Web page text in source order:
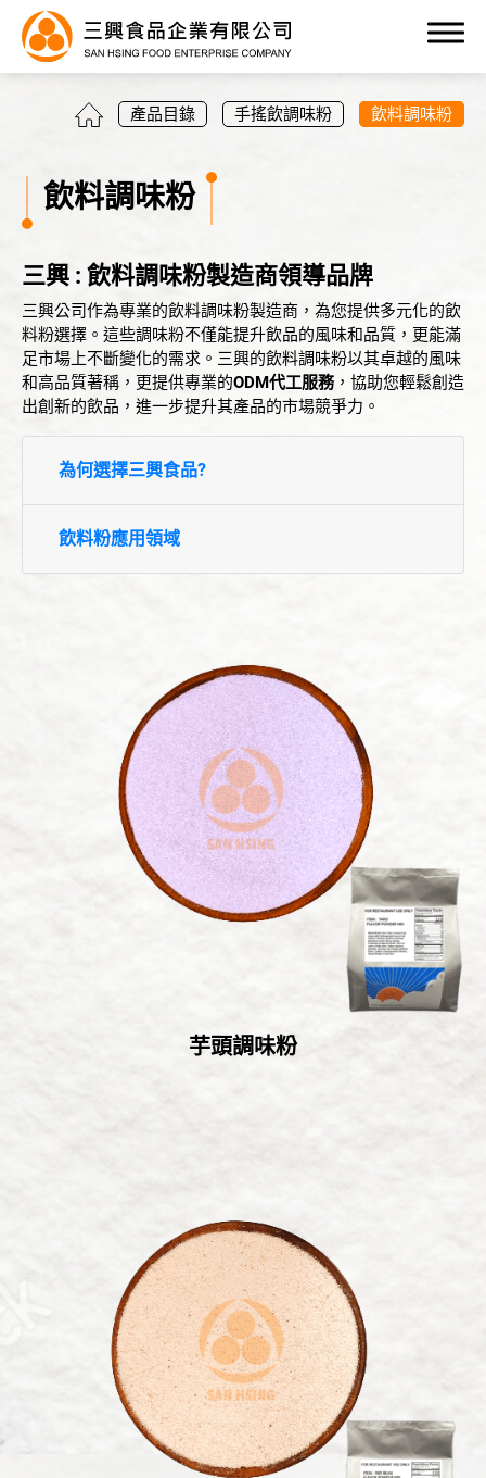
產品目錄 手搖飲調味粉 飲料調味粉
飲料調味粉
三興 : 飲料調味粉製造商領導品牌
三興公司作為專業的飲料調味粉製造商，為您提供多元化的飲
料粉選擇。這些調味粉不僅能提升飲品的風味和品質，更能滿
足市場上不斷變化的需求。三興的飲料調味粉以其卓越的風味
和高品質著稱，更提供專業的ODM代工服務，協助您輕鬆創造
出創新的飲品，進一步提升其產品的市場競爭力。
為何選擇三興食品?
飲料粉應用領域
芋頭調味粉
產品目錄
全部
手搖飲調味粉
布丁粉/凍粉
優格調味粉
冰沙粉
雪泡奶精粉(不含乳)